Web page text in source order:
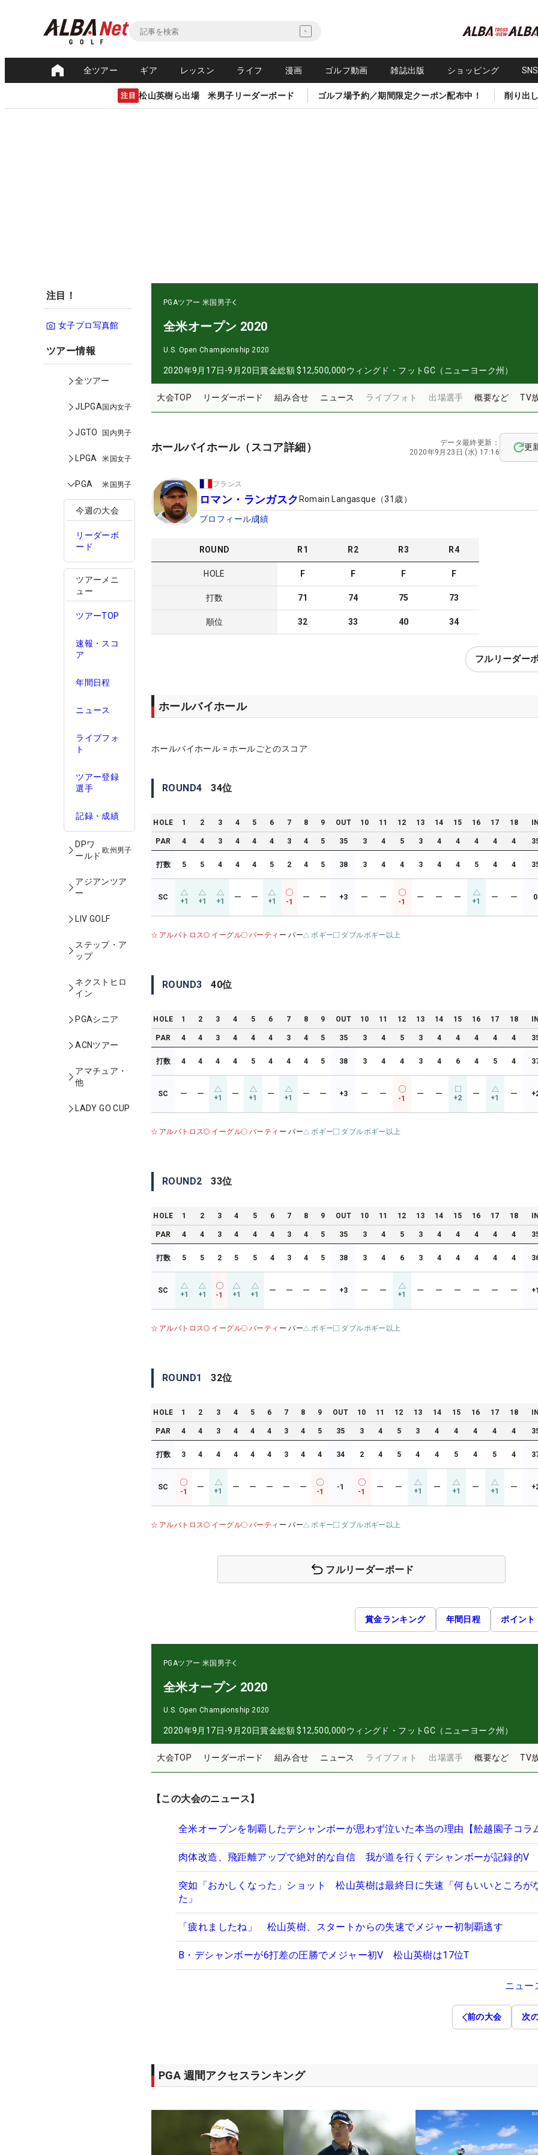
全ツアー ギア レッスン ライフ 漫画 ゴルフ動画 雑誌出版 ショッピング
注目 松山英樹ら出場 米男子リーダーボード ゴルフ場予約／期間限定クーポン配布中！ 削り出
注目！
女子プロ写真館
ツアー情報
全ツアー
JLPGA国内女子
JGTO 国内男子
LPGA 米国女子
PGA 米国男子
今週の大会
リーダーボ
ード
ツアーメニ
ュー
ツアーTOP
速報・スコ
ア
年間日程
ニュース
ライブフォ
ト
ツアー登録
選手
記録・成績
DPワ
ールド
欧州男子
アジアンツア
ー
LIV GOLF
ステップ・ア
ップ
ネクストヒロ
イン
PGAシニア
ACNツアー
アマチュア・
他
LADY GO CUP
PGAツアー 米国男子
全米オープン 2020
U.S. Open Championship 2020
2020年9月17日-9月20日賞金総額 $12,500,000ウィングド・フットGC（ニューヨーク州）
大会TOP リーダーボード 組み合せ ニュース ライブフォト 出場選手 概要など TV
ホールバイホール（スコア詳細）
データ最終更新：
2020年9月23日 (水) 17:16
更
フランス
ロマン・ランガスク Romain Langasque （31 歳）
プロフィール成績
ROUND R1 R2 R3 R4
HOLE F F F F
打数 71 74 75 73
順位 32 33 40 34
フルリーダー
ホールバイホール
ホールバイホール = ホールごとのスコア
ROUND4 34位
HOLE 1 2 3 4 5 6 7 8 9 OUT 10 11 12 13 14 15 16 17 18
PAR 4 4 3 4 4 4 3 4 5 35 3 4 5 3 4 4 4 4 4
打数 5 5 4 4 4 5 2 4 5 38 3 4 4 3 4 4 5 4 4
SC +1 +1 +1 ー ー +1 -1
ー ー +3 ー ー
-1
ー ー ー +1 ー ー 0
アルバトロス イーグル バーティ ー パー ボギー ダブルボギー以上
ROUND3 40位
HOLE 1 2 3 4 5 6 7 8 9 OUT 10 11 12 13 14 15 16 17 18
PAR 4 4 3 4 4 4 3 4 5 35 3 4 5 3 4 4 4 4 4
打数 4 4 4 4 5 4 4 4 5 38 3 4 4 3 4 6 4 5 4
SC ー ー +1 ー +1 ー +1 ー ー +3 ー ー
-1
ー ー +2 ー +1 ー
アルバトロス イーグル バーティ ー パー ボギー ダブルボギー以上
ROUND2 33位
HOLE 1 2 3 4 5 6 7 8 9 OUT 10 11 12 13 14 15 16 17 18
PAR 4 4 3 4 4 4 3 4 5 35 3 4 5 3 4 4 4 4 4
打数 5 5 2 5 5 4 3 4 5 38 3 4 6 3 4 4 4 4 4
SC +1 +1 -1 +1 +1 ー ー ー ー +3 ー ー +1 ー ー ー ー ー ー
アルバトロス イーグル バーティ ー パー ボギー ダブルボギー以上
ROUND1 32位
HOLE 1 2 3 4 5 6 7 8 9 OUT 10 11 12 13 14 15 16 17 18
PAR 4 4 3 4 4 4 3 4 5 35 3 4 5 3 4 4 4 4 4
打数 3 4 4 4 4 4 3 4 4 34 2 4 5 4 4 5 4 5 4
SC
-1
ー +1 ー ー ー ー ー
-1
-1
-1
ー ー +1 ー +1 ー +1 ー
アルバトロス イーグル バーティ ー パー ボギー ダブルボギー以上
フルリーダーボード
賞金ランキング 年間日程 ポイント
PGAツアー 米国男子
全米オープン 2020
U.S. Open Championship 2020
2020年9月17日-9月20日賞金総額 $12,500,000ウィングド・フットGC（ニューヨーク州）
大会TOP リーダーボード 組み合せ ニュース ライブフォト 出場選手 概要など TV
【この大会のニュース】
全米オープンを制覇したデシャンボーが思わず泣いた本当の理由【舩越園子コラ
肉体改造、飛距離アップで絶対的な自信 我が道を行くデシャンボーが記録的V
突如「おかしくなった」ショット 松山英樹は最終日に失速「何もいいところが
た」
「疲れましたね」 松山英樹、スタートからの失速でメジャー初制覇逃す
B・デシャンボーが6打差の圧勝でメジャー初V 松山英樹は17位T
ニュー
前の大会 次
PGA 週間アクセスランキング